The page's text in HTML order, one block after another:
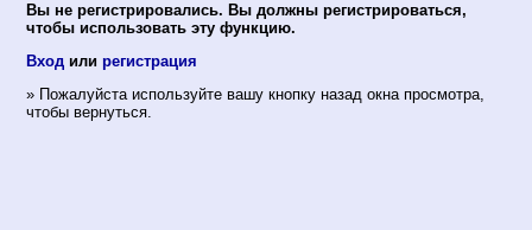
Вы не регистрировались. Вы должны регистрироваться,
чтобы использовать эту функцию.
Вход или регистрация
» Пожалуйста используйте вашу кнопку назад окна просмотра,
чтобы вернуться.